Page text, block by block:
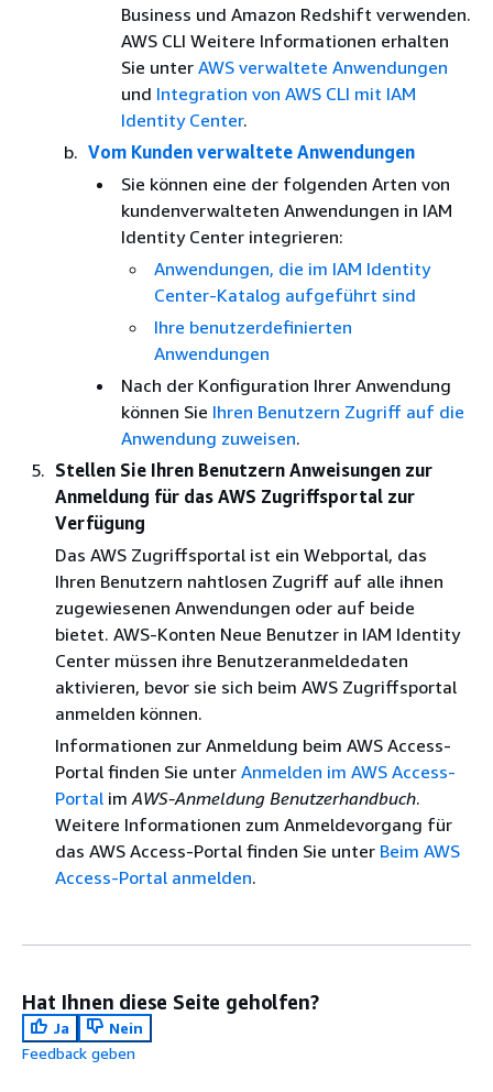
Business und Amazon Redshift verwenden.
AWS CLI Weitere Informationen erhalten
Sie unter AWS verwaltete Anwendungen
und Integration von AWS CLI mit IAM
Identity Center.
Vom Kunden verwaltete Anwendungen
Sie können eine der folgenden Arten von
kundenverwalteten Anwendungen in IAM
Identity Center integrieren:
Anwendungen, die im IAM Identity
Center-Katalog aufgeführt sind
Ihre benutzerdefinierten
Anwendungen
Nach der Konfiguration Ihrer Anwendung
können Sie Ihren Benutzern Zugriff auf die
Anwendung zuweisen.
Stellen Sie Ihren Benutzern Anweisungen zur
Anmeldung für das AWS Zugriffsportal zur
Verfügung
Das AWS Zugriffsportal ist ein Webportal, das
Ihren Benutzern nahtlosen Zugriff auf alle ihnen
zugewiesenen Anwendungen oder auf beide
bietet. AWS-Konten Neue Benutzer in IAM Identity
Center müssen ihre Benutzeranmeldedaten
aktivieren, bevor sie sich beim AWS Zugriffsportal
anmelden können.
Informationen zur Anmeldung beim AWS Access-
Portal finden Sie unter Anmelden im AWS Access-
Portal imAWS-Anmeldung Benutzerhandbuch.
Weitere Informationen zum Anmeldevorgang für
das AWS Access-Portal finden Sie unter Beim AWS
Access-Portal anmelden.
Hat Ihnen diese Seite geholfen?
Ja
Nein
Feedback geben